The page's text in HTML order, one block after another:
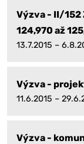
Výzva - II/152
124,970 až
13.7.2015 –
Výzva -
11.6.2015 –
Výzva -